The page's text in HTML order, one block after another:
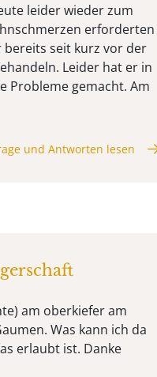
leider wieder zum
erforderten
bereits seit kurz vor der
Leider hat er in
Probleme gemacht. Am
und Antworten lesen
am oberkiefer am
Was kann ich da
erlaubt ist. Danke